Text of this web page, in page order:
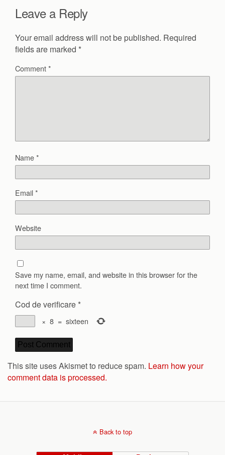
Leave a Reply
Your email address will not be published. Required
fields are marked *
Comment*
Name*
Email*
Website
Save my name, email, and website in this browser for the
next time I comment.
Cod de verificare *
× 8 = sixteen
This site uses Akismet to reduce spam. Learn how your
comment data is processed.
Back to top